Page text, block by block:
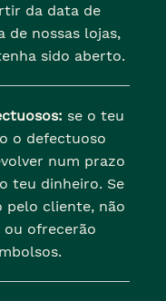
da data de
de nossas lojas,
sido aberto.
se o teu
o defectuoso
num prazo
teu dinheiro. Se
pelo cliente, não
ou ofrecerão